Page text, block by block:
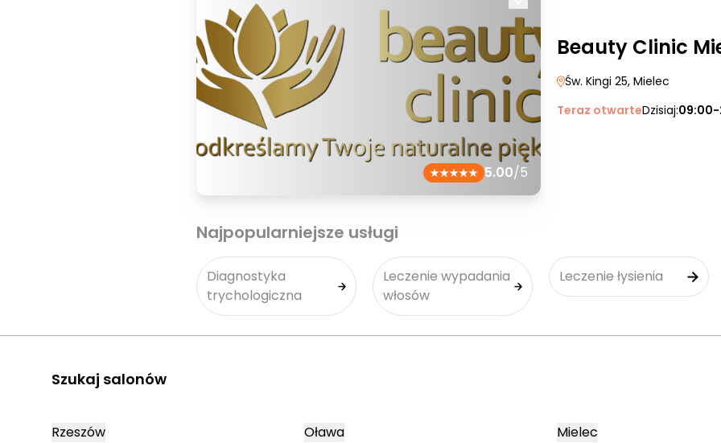
5.00/5
Beauty Clinic
Św. Kingi 25, Mielec
Teraz otwarteDzisiaj:
Najpopularniejsze usługi
Diagnostyka
trychologiczna
Leczenie wypadania
włosów
Leczenie łysienia
Szukaj salonów
Rzeszów Oława Mielec